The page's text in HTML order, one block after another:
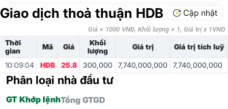
Giao dịch thoả thuận HDB Cập nhật
Giá × 1000 VNĐ, Khối lượng × 1, Giá trị x 1VNĐ
Thời
gian
Mã Giá
Khối
lượng
Giá trị Giá trị tích luỹ
10:09:04 HDB 25.8 300,000 7,740,000,000 7,740,000,000
Phân loại nhà đầu tư
GT Khớp lệnhTổng GTGD